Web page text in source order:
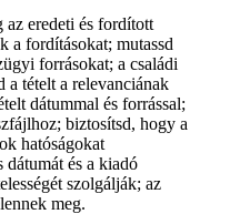
az eredeti és fordított
a fordításokat; mutassd
forrásokat; a családi
a tételt a relevanciának
dátummal és forrással;
biztosítsd, hogy a
hatóságokat
dátumát és a kiadó
szolgálják; az
meg.